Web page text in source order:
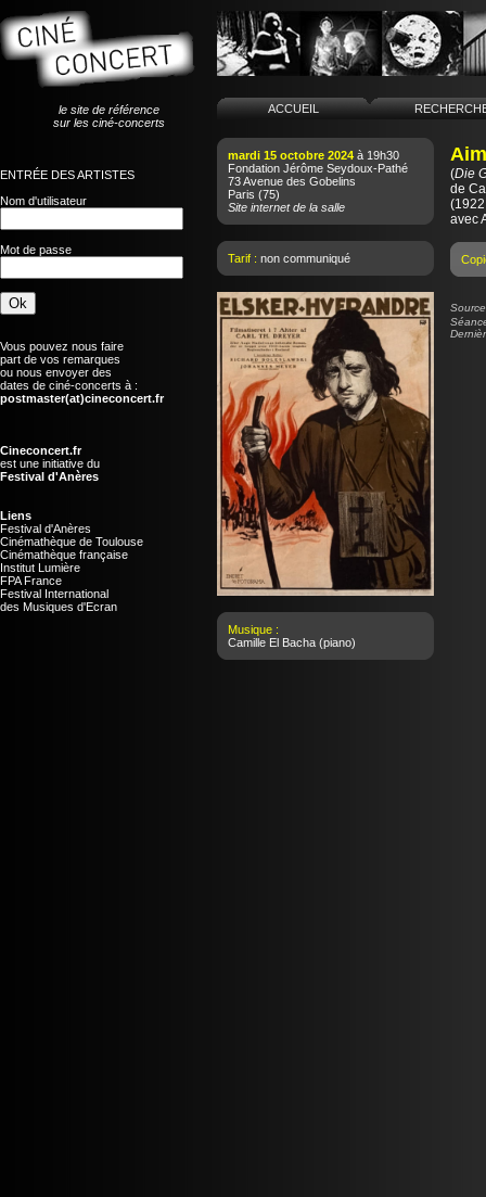
le site de référence
sur les ciné-concerts
ENTRÉE DES ARTISTES
Nom d'utilisateur
Mot de passe
Vous pouvez nous faire
part de vos remarques
ou nous envoyer des
dates de ciné-concerts à :
postmaster(at)cineconcert.fr
Cineconcert.fr
est une initiative du
Festival d'Anères
Liens
Festival d'Anères
Cinémathèque de Toulouse
Cinémathèque française
Institut Lumière
FPA France
Festival International
des Musiques d'Ecran
ACCUEIL
mardi 15 octobre 2024 à 19h30
Fondation Jérôme Seydoux-Pathé
73 Avenue des Gobelins
Paris (75)
Site internet de la salle
Tarif : non communiqué
Musique :
Camille El Bacha (piano)
(Die
de
avec